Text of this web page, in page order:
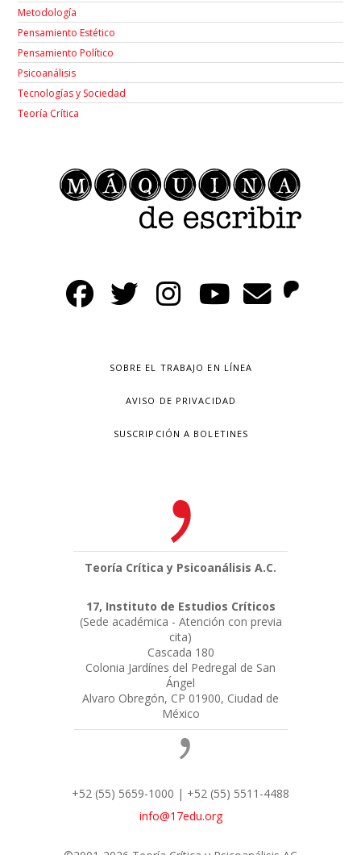
Metodología
Pensamiento Estético
Pensamiento Político
Psicoanálisis
Tecnologías y Sociedad
Teoría Crítica
SOBRE EL TRABAJO EN LÍNEA
AVISO DE PRIVACIDAD
SUSCRIPCIÓN A BOLETINES
Teoría Crítica y Psicoanálisis A.C.
17, Instituto de Estudios Críticos
(Sede académica - Atención con previa
cita)
Cascada 180
Colonia Jardínes del Pedregal de San
Ángel
Alvaro Obregón, CP 01900, Ciudad de
México
+52 (55) 5659-1000 | +52 (55) 5511-4488
info@17edu.org